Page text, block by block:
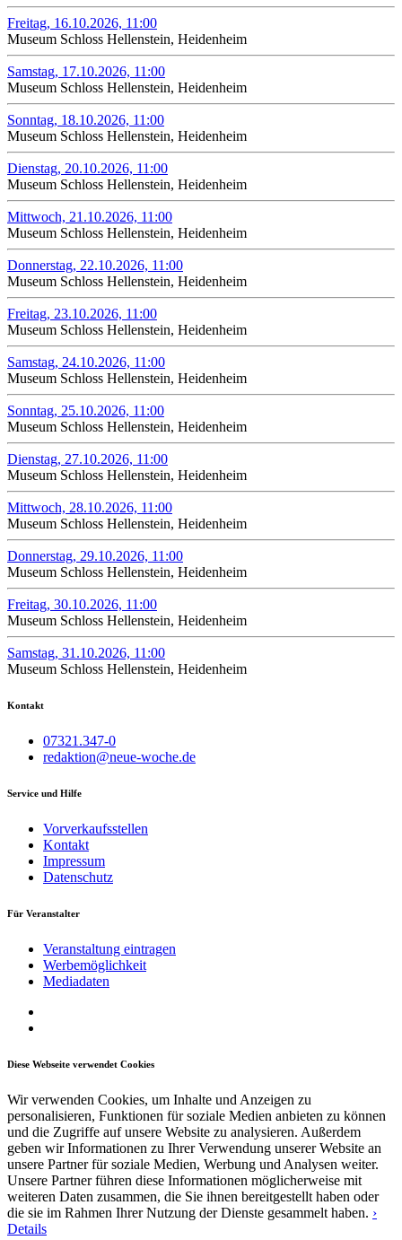
Freitag, 16.10.2026, 11:00
Museum Schloss Hellenstein, Heidenheim
Samstag, 17.10.2026, 11:00
Museum Schloss Hellenstein, Heidenheim
Sonntag, 18.10.2026, 11:00
Museum Schloss Hellenstein, Heidenheim
Dienstag, 20.10.2026, 11:00
Museum Schloss Hellenstein, Heidenheim
Mittwoch, 21.10.2026, 11:00
Museum Schloss Hellenstein, Heidenheim
Donnerstag, 22.10.2026, 11:00
Museum Schloss Hellenstein, Heidenheim
Freitag, 23.10.2026, 11:00
Museum Schloss Hellenstein, Heidenheim
Samstag, 24.10.2026, 11:00
Museum Schloss Hellenstein, Heidenheim
Sonntag, 25.10.2026, 11:00
Museum Schloss Hellenstein, Heidenheim
Dienstag, 27.10.2026, 11:00
Museum Schloss Hellenstein, Heidenheim
Mittwoch, 28.10.2026, 11:00
Museum Schloss Hellenstein, Heidenheim
Donnerstag, 29.10.2026, 11:00
Museum Schloss Hellenstein, Heidenheim
Freitag, 30.10.2026, 11:00
Museum Schloss Hellenstein, Heidenheim
Samstag, 31.10.2026, 11:00
Museum Schloss Hellenstein, Heidenheim
Kontakt
07321.347-0
redaktion@neue-woche.de
Service und Hilfe
Vorverkaufsstellen
Kontakt
Impressum
Datenschutz
Für Veranstalter
Veranstaltung eintragen
Werbemöglichkeit
Mediadaten
Diese Webseite verwendet Cookies
Wir verwenden Cookies, um Inhalte und Anzeigen zu
personalisieren, Funktionen für soziale Medien anbieten zu können
und die Zugriffe auf unsere Website zu analysieren. Außerdem
geben wir Informationen zu Ihrer Verwendung unserer Website an
unsere Partner für soziale Medien, Werbung und Analysen weiter.
Unsere Partner führen diese Informationen möglicherweise mit
weiteren Daten zusammen, die Sie ihnen bereitgestellt haben oder
die sie im Rahmen Ihrer Nutzung der Dienste gesammelt haben. ›
Details